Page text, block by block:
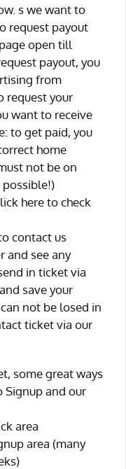
s we want to
request payout
open till
payout, you
from
request your
want to receive
to get paid, you
home
not be on
possible!)
here to check
contact us
and see any
in ticket via
save your
not be losed in
ticket via our
some great ways
Signup and our
area
area (many